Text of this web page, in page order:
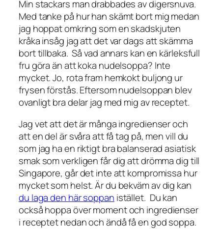
Min stackars man drabbades av digersnuva.
Med tanke på hur han skämt bort mig medan
jag hoppat omkring som en skadskjuten
kråka insåg jag att det var dags att skämma
bort tillbaka. Så vad annars kan en kärleksfull
fru göra än att koka nudelsoppa? Inte
mycket. Jo, rota fram hemkokt buljong ur
frysen förstås. Eftersom nudelsoppan blev
ovanligt bra delar jag med mig av receptet.
Jag vet att det är många ingredienser och
att en del är svåra att få tag på, men vill du
som jag ha en riktigt bra balanserad asiatisk
smak som verkligen får dig att drömma dig till
Singapore, går det inte att kompromissa hur
mycket som helst. Är du bekväm av dig kan
du laga den här soppan istället. Du kan
också hoppa över moment och ingredienser
i receptet nedan och ändå få en god soppa.